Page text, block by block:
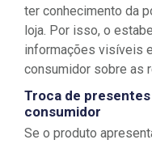
ter conhecimento da
loja. Por isso, o
informações visíveis
consumidor sobre as
Troca de
consumidor
Se o produto